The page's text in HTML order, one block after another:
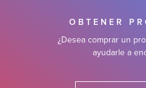
OBTENER
¿Desea comprar un
ayudarle a